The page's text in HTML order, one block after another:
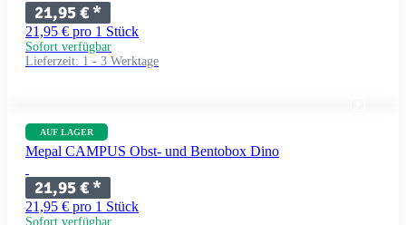
21,95 €*
21,95 € pro 1 Stück
Sofort verfügbar
Lieferzeit: 1 - 3 Werktage
AUF LAGER
Mepal CAMPUS Obst- und Bentobox Dino
21,95 €*
21,95 € pro 1 Stück
Sofort verfügbar